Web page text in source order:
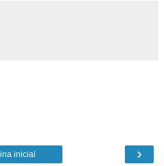
›
inicial